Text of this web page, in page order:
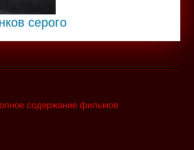
серого
содержание фильмов